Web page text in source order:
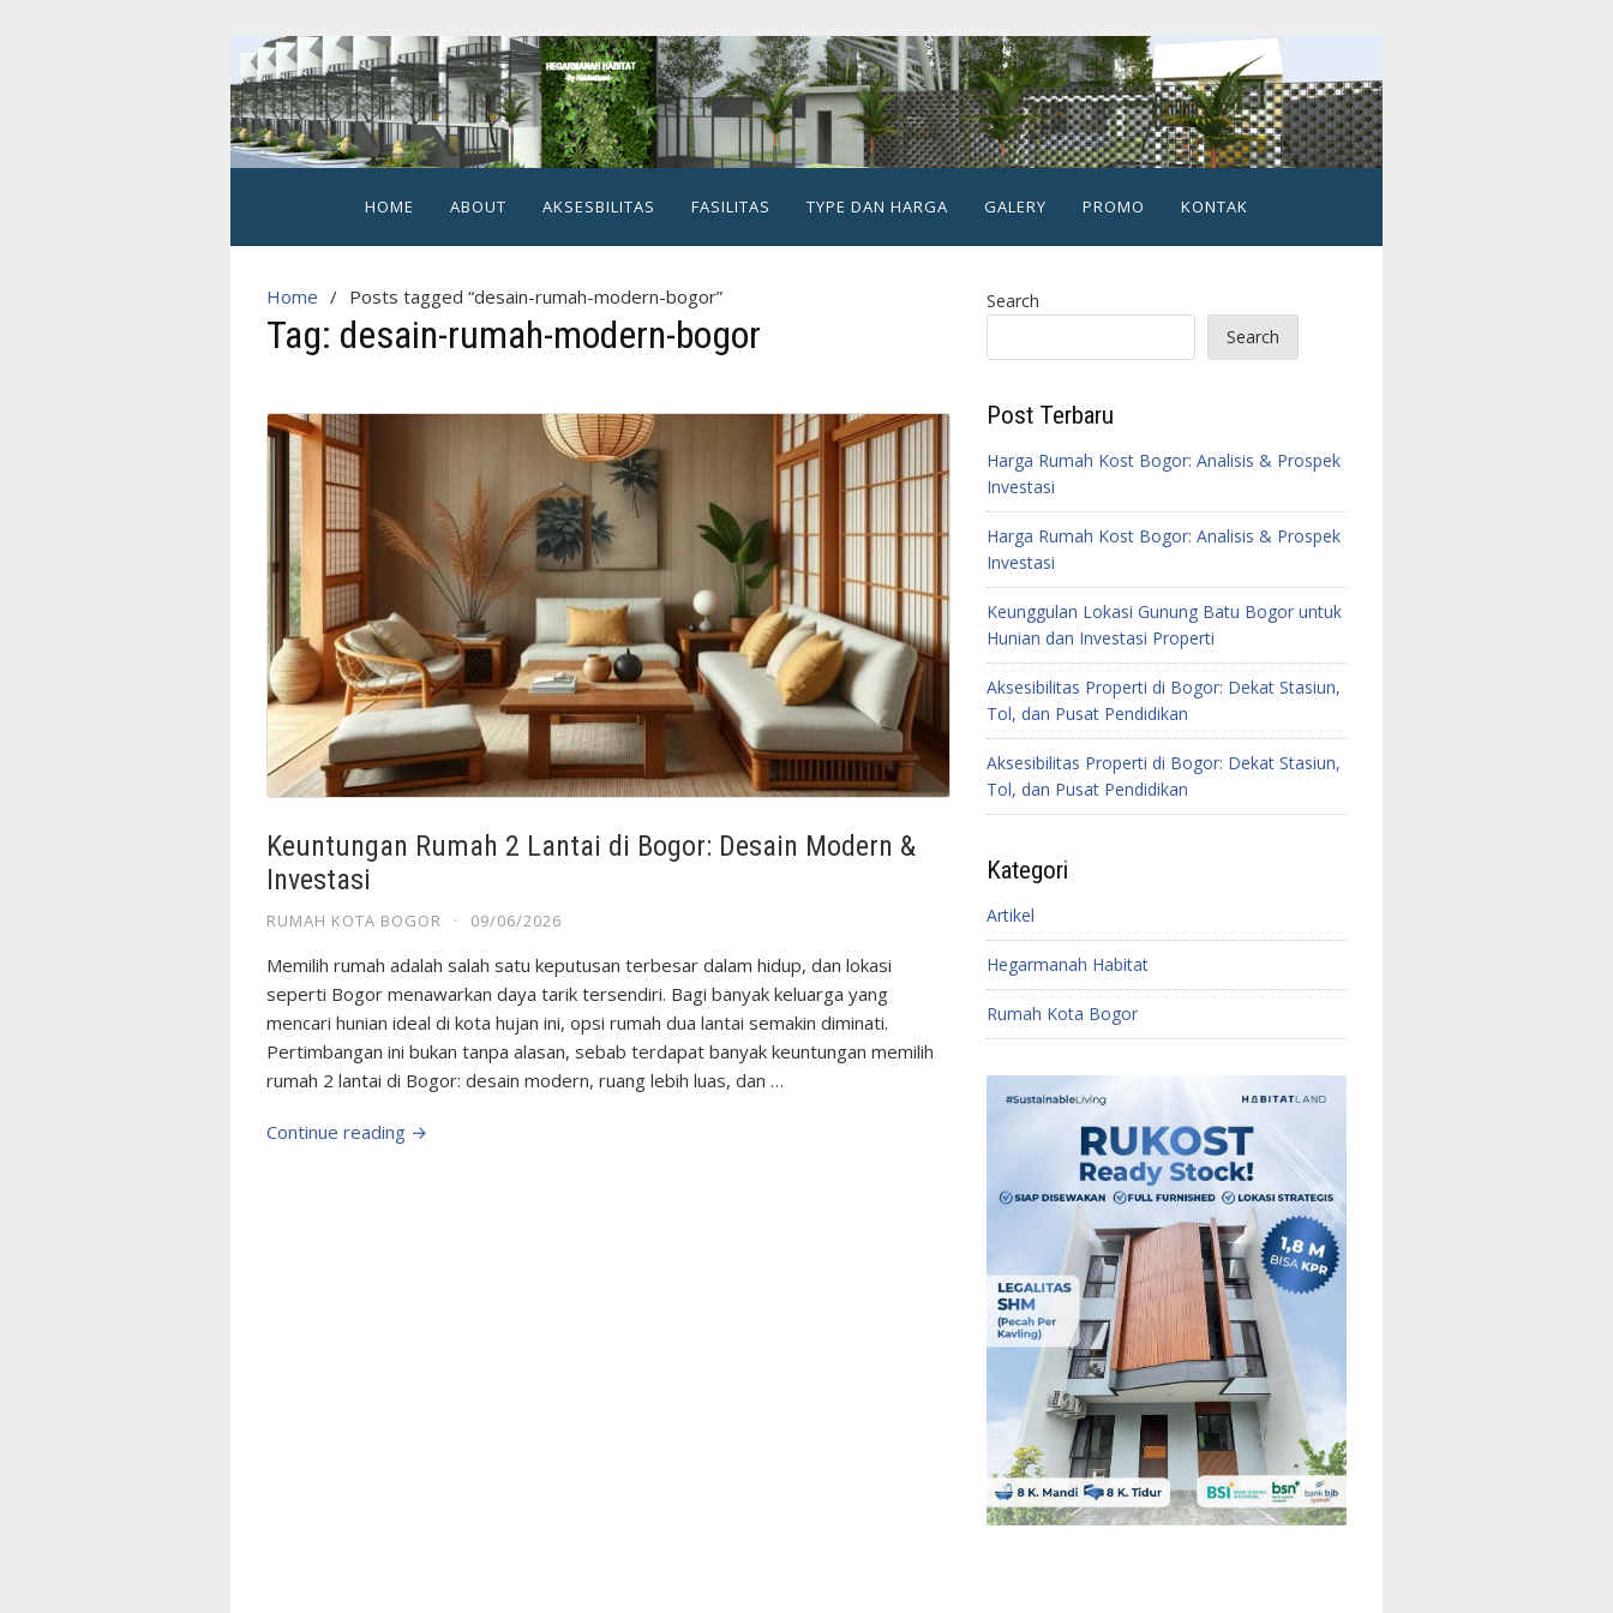
Hegarmanah
Habitat
Strategis
di
HOME ABOUT AKSESBILITAS FASILITAS TYPE DAN HARGA GALERY PROMO KONTAK
Home Posts tagged “desain-rumah-modern-bogor”
Tag: desain-rumah-modern-bogor
Keuntungan Rumah 2 Lantai di Bogor: Desain Modern &
Investasi
RUMAH KOTA BOGOR · 09/06/2026
Memilih rumah adalah salah satu keputusan terbesar dalam hidup, dan lokasi
seperti Bogor menawarkan daya tarik tersendiri. Bagi banyak keluarga yang
mencari hunian ideal di kota hujan ini, opsi rumah dua lantai semakin diminati.
Pertimbangan ini bukan tanpa alasan, sebab terdapat banyak keuntungan memilih
rumah 2 lantai di Bogor: desain modern, ruang lebih luas, dan …
Continue reading →
Search
Search
Post Terbaru
Harga Rumah Kost Bogor: Analisis & Prospek
Investasi
Harga Rumah Kost Bogor: Analisis & Prospek
Investasi
Keunggulan Lokasi Gunung Batu Bogor untuk
Hunian dan Investasi Properti
Aksesibilitas Properti di Bogor: Dekat Stasiun,
Tol, dan Pusat Pendidikan
Aksesibilitas Properti di Bogor: Dekat Stasiun,
Tol, dan Pusat Pendidikan
Kategori
Artikel
Hegarmanah Habitat
Rumah Kota Bogor